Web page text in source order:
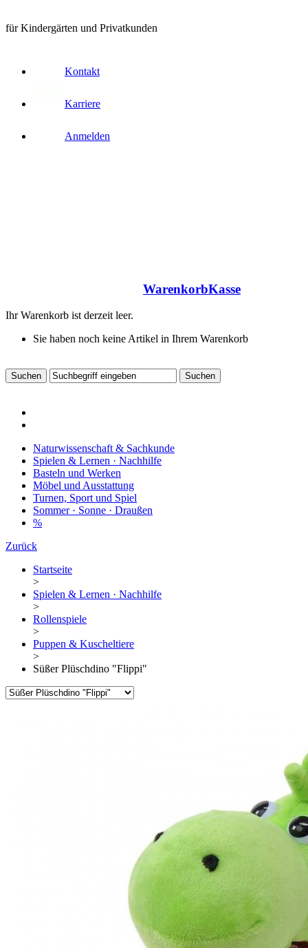
für Kindergärten und Privatkunden
Kontakt
Karriere
Anmelden
WarenkorbKasse
Ihr Warenkorb ist derzeit leer.
Sie haben noch keine Artikel in Ihrem Warenkorb
Naturwissenschaft & Sachkunde
Spielen & Lernen · Nachhilfe
Basteln und Werken
Möbel und Ausstattung
Turnen, Sport und Spiel
Sommer · Sonne · Draußen
%
Zurück
Startseite
>
Spielen & Lernen · Nachhilfe
>
Rollenspiele
>
Puppen & Kuscheltiere
>
Süßer Plüschdino "Flippi"